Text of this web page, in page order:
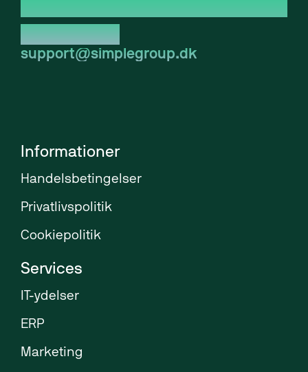
support@simplegroup.dk
Informationer
Handelsbetingelser
Privatlivspolitik
Cookiepolitik
Services
IT-ydelser
ERP
Marketing